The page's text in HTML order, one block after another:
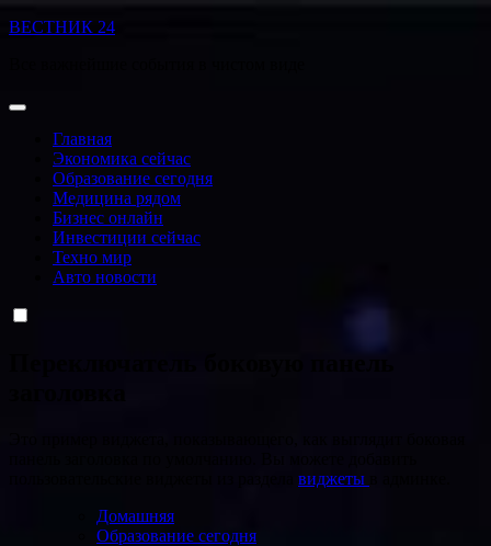
Перейти
ВЕСТНИК 24
Главная
Экономика сейчас
Образование сегодня
Медицина рядом
Бизнес онлайн
Инвестиции сейчас
Техно мир
Авто новости
Переключатель боковую панель
виджеты
Домашняя
Образование сегодня